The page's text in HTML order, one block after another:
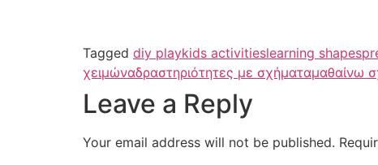
Tagged diy playkids activitieslearning shapes
χειμώναδραστηριότητες με σχήματαμαθαίνω
Leave a Reply
Your email address will not be published.